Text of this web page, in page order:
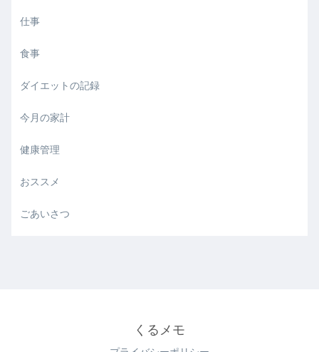
仕事
食事
ダイエットの記録
今月の家計
健康管理
おススメ
ごあいさつ
くるメモ